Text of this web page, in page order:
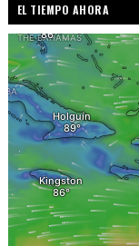
EL TIEMPO AHORA